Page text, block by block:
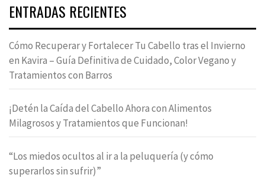
ENTRADAS RECIENTES
Cómo Recuperar y Fortalecer Tu Cabello tras el Invierno
en Kavira – Guía Definitiva de Cuidado, Color Vegano y
Tratamientos con Barros
¡Detén la Caída del Cabello Ahora con Alimentos
Milagrosos y Tratamientos que Funcionan!
“Los miedos ocultos al ir a la peluquería (y cómo
superarlos sin sufrir)”